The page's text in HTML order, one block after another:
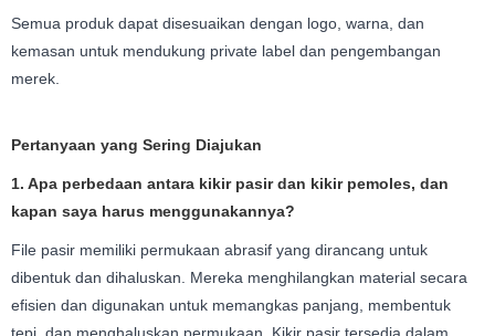
Semua produk dapat disesuaikan dengan logo, warna, dan
kemasan untuk mendukung private label dan pengembangan
merek.
Pertanyaan yang Sering Diajukan
1. Apa perbedaan antara kikir pasir dan kikir pemoles, dan
kapan saya harus menggunakannya?
File pasir memiliki permukaan abrasif yang dirancang untuk
dibentuk dan dihaluskan. Mereka menghilangkan material secara
efisien dan digunakan untuk memangkas panjang, membentuk